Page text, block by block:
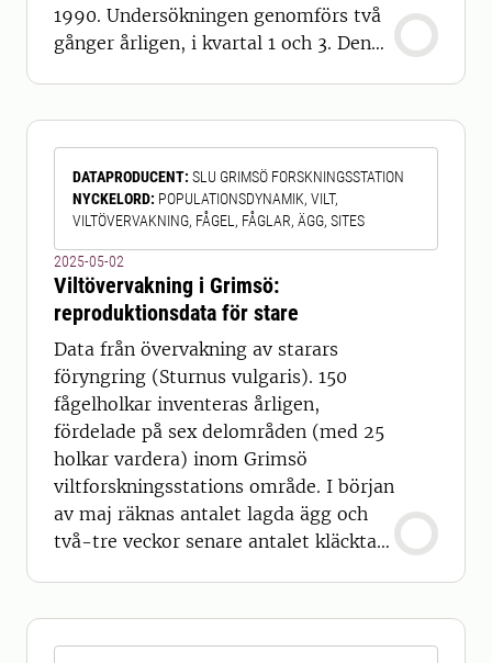
1990. Undersökningen genomförs två
gånger årligen, i kvartal 1 och 3. Den
Sedan 2020 genomförs expeditionerna
med SLU:s forskningsfartyg R/V Svea.
Undersökningens främsta syfte är att
övervaka abundans och geografisk
distribution av fisk samt
DATAPRODUCENT: SLU GRIMSÖ FORSKNINGSSTATION
NYCKELORD: POPULATIONSDYNAMIK, VILT,
VILTÖVERVAKNING, FÅGEL, FÅGLAR, ÄGG, SITES
2025-05-02
Viltövervakning i Grimsö:
reproduktionsdata för stare
Data från övervakning av starars
föryngring (Sturnus vulgaris). 150
fågelholkar inventeras årligen,
fördelade på sex delområden (med 25
holkar vardera) inom Grimsö
viltforskningsstations område. I början
av maj räknas antalet lagda ägg och
två-tre veckor senare antalet kläckta
delområden lades till programmet,
kontrollerades 100 holkar varje år.